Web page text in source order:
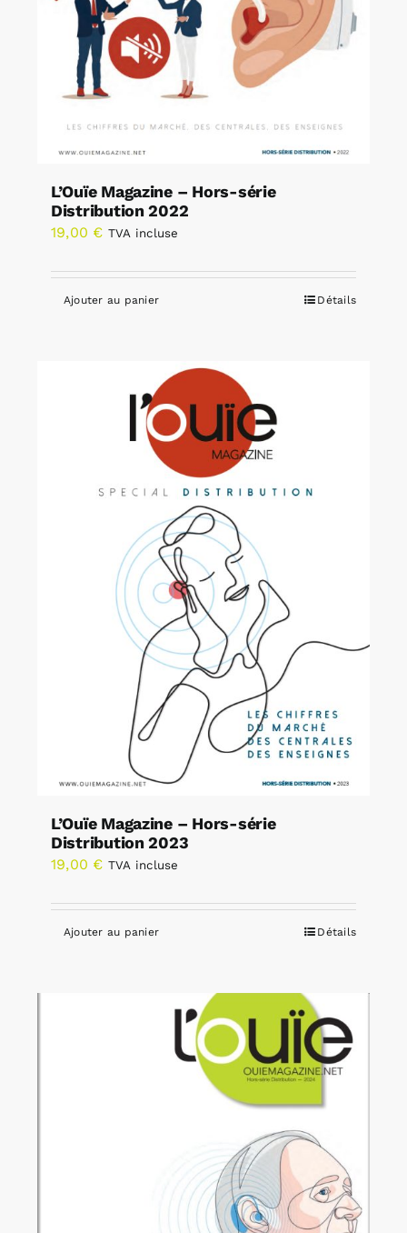
L’Ouïe Magazine – Hors-série
Distribution 2022
19,00 € TVA incluse
Ajouter au panier Détails
L’Ouïe Magazine – Hors-série
Distribution 2023
19,00 € TVA incluse
Ajouter au panier Détails